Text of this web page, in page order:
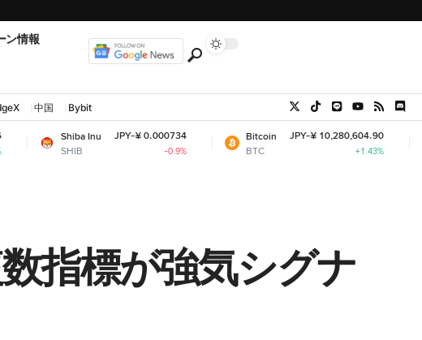
ン情報
中国 Bybit
Shiba Inu
SHIB
JPY-¥ 0.000734
Bitcoin
BTC
JPY-¥ 10,280,604.90
ETH
指標が強気シグナ